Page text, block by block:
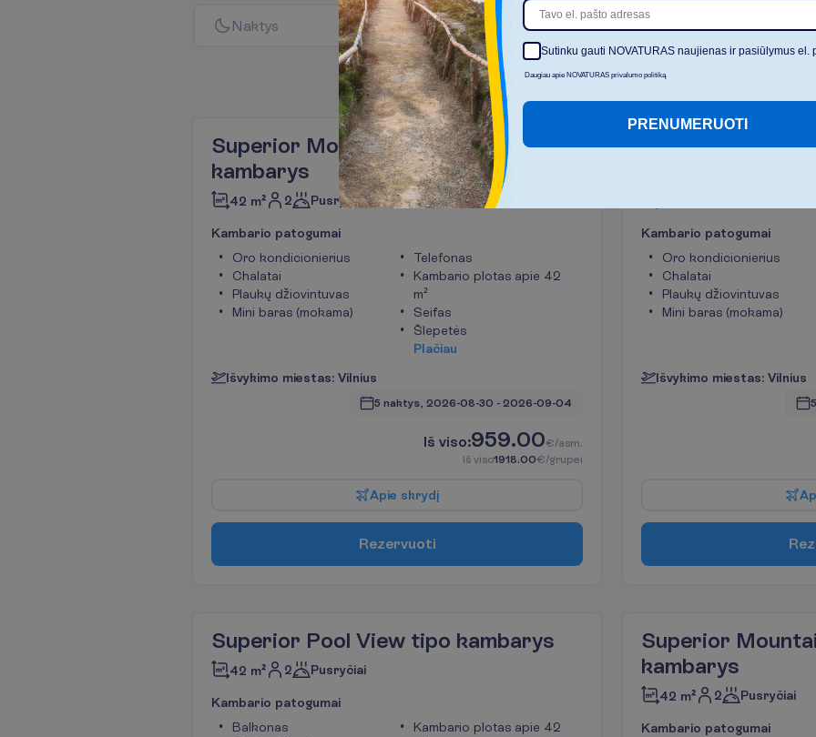
Naktys Dau
Superior Mountain View tipo
kambarys
42 m² 2 Pusryčiai
Kambario patogumai
Oro kondicionierius
Chalatai
Plaukų džiovintuvas
Mini baras (mokama)
Telefonas
Kambario plotas apie 42
m²
Seifas
Šlepetės
Plačiau
Išvykimo miestas: Vilnius
5 naktys, 2026-08-30 - 2026-09-04
Iš viso:959.00€/asm.
Iš viso1918.00€/grupei
Apie skrydį
Rezervuoti
Superior
Kambario patogumai
Oro kondicionierius
Chalatai
Plaukų džiovintuvas
Mini baras (mokama)
Išvykimo miestas: Vilnius
Ap
Rez
Superior Pool View tipo kambarys
42 m² 2 Pusryčiai
Kambario patogumai
Balkonas
Kambario plotas apie 42
Superior
kambarys
42 m² 2 Pusryčiai
Kambario patogumai
Sutinku gauti NOVATURAS naujienas ir pasiūlymus el.
Daugiau apie NOVATURAS privalumo politiką
PRENUMERUOTI